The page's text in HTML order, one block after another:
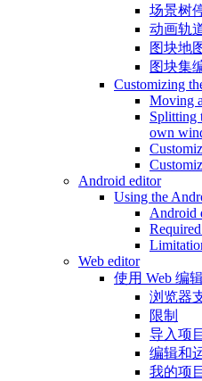
场景树
动画轨
图块地
图块集
Customizing
Moving
Splitting
own
Android editor
Using the
Android
Web editor
使用 Web 编
浏览器
限制
导入项目
编辑和
我的项